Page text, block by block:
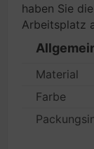
haben Sie
Arbeitsplatz
Material
Farbe